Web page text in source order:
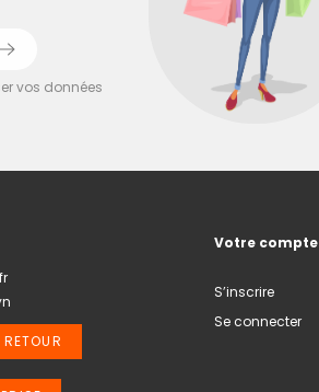
vos données
Votre compte
S’inscrire
Se connecter